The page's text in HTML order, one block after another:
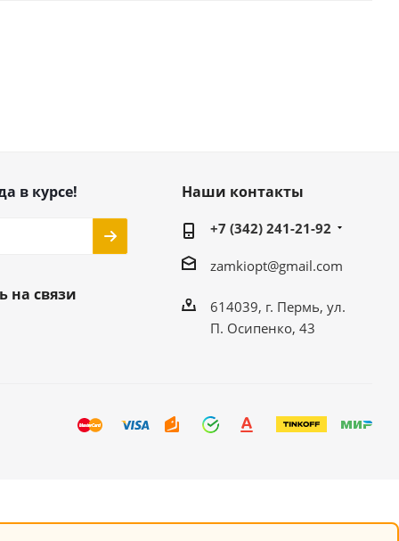
в курсе!
на связи
Наши контакты
+7 (342) 241-21-92
zamkiopt@gmail.com
614039, г. Пермь, ул.
П. Осипенко, 43